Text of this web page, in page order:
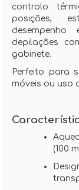
controlo
posições,
depilações
gabinete.
Perfeito para
móveis ou uso
(100